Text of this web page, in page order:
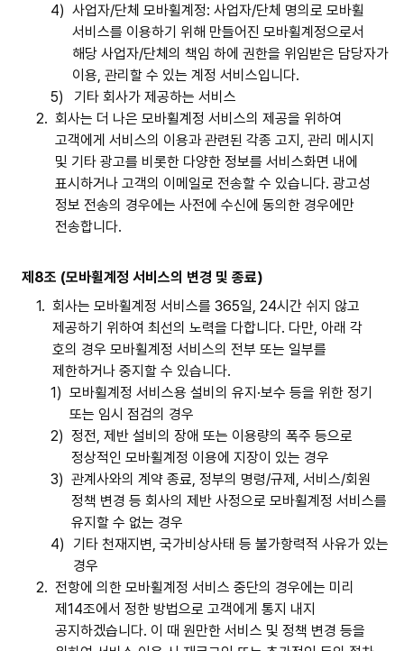
4) 사업자/단체 모바휠계정: 사업자/단체 명의로 모바휠
서비스를 이용하기 위해 만들어진 모바휠계정으로서
해당 사업자/단체의 책임 하에 권한을 위임받은 담당자가
이용, 관리할 수 있는 계정 서비스입니다.
5)
기타 회사가 제공하는 서비스
2. 회사는 더 나은 모바휠계정 서비스의 제공을 위하여
고객에게 서비스의 이용과 관련된 각종 고지, 관리 메시지
및 기타 광고를 비롯한 다양한 정보를 서비스화면 내에
표시하거나 고객의 이메일로 전송할 수 있습니다. 광고성
정보 전송의 경우에는 사전에 수신에 동의한 경우에만
전송합니다.
제8조 (모바휠계정 서비스의 변경 및 종료)
1. 회사는 모바휠계정 서비스를 365일, 24시간 쉬지 않고
제공하기 위하여 최선의 노력을 다합니다. 다만, 아래 각
호의 경우 모바휠계정 서비스의 전부 또는 일부를
제한하거나 중지할 수 있습니다.
1) 모바휠계정 서비스용 설비의 유지·보수 등을 위한 정기
또는 임시 점검의 경우
2) 정전, 제반 설비의 장애 또는 이용량의 폭주 등으로
정상적인 모바휠계정 이용에 지장이 있는 경우
3) 관계사와의 계약 종료, 정부의 명령/규제, 서비스/회원
정책 변경 등 회사의 제반 사정으로 모바휠계정 서비스를
유지할 수 없는 경우
4)
기타 천재지변, 국가비상사태 등 불가항력적 사유가 있는
경우
2. 전항에 의한 모바휠계정 서비스 중단의 경우에는 미리
제14조에서 정한 방법으로 고객에게 통지 내지
공지하겠습니다. 이 때 원만한 서비스 및 정책 변경 등을